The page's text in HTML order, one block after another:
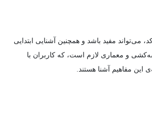
می‌تواند مفید باشد و همچنین آشنایی ابتدایی
و معماری لازم است، که کاربران با
مفاهیم آشنا هستند.